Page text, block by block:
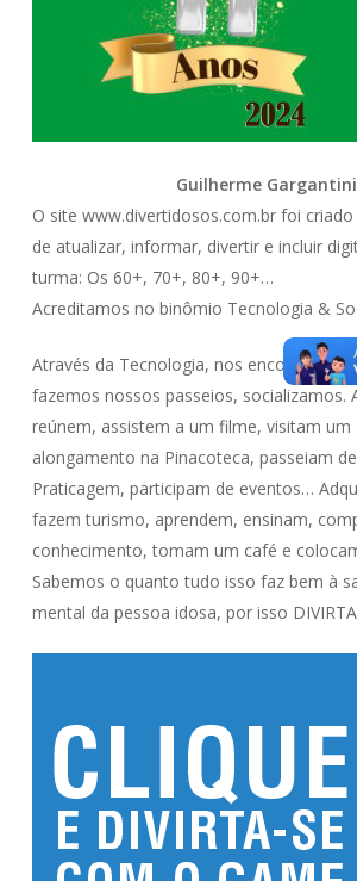
Guilherme Gargantini
O site www.divertidosos.com.br foi
de atualizar, informar, divertir e incluir
turma: Os 60+, 70+, 80+, 90+…
Acreditamos no binômio Tecnologia &
Através da Tecnologia, nos
fazemos nossos passeios, socializamos.
reúnem, assistem a um filme, visitam um
alongamento na Pinacoteca, passeiam
Praticagem, participam de eventos…
fazem turismo, aprendem, ensinam,
conhecimento, tomam um café e
Sabemos o quanto tudo isso faz bem à
mental da pessoa idosa, por isso